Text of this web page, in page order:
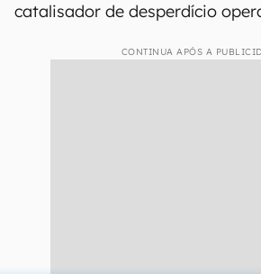
catalisador de desperdício
CONTINUA APÓS A